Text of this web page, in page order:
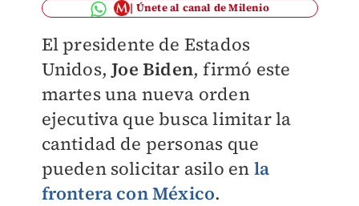
Únete al canal de Milenio
El presidente de Estados
Unidos,Joe Biden, firmó este
martes una nueva orden
ejecutiva que busca limitar la
cantidad de personas que
pueden solicitar asilo en la
frontera con México.